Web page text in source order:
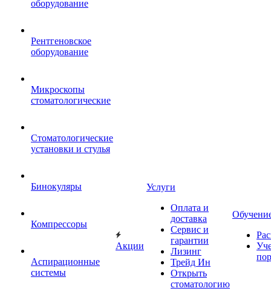
оборудование
Рентгеновское
оборудование
Микроскопы
стоматологические
Стоматологические
установки и стулья
Бинокуляры
Компрессоры
Аспирационные
системы
Акции
Услуги
Оплата и
доставка
Сервис и
гарантии
Лизинг
Трейд Ин
Открыть
стоматологию